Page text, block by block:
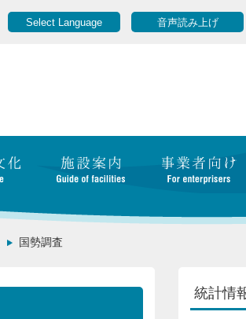
Select Language 音声読み上げ
国勢調査
統計情